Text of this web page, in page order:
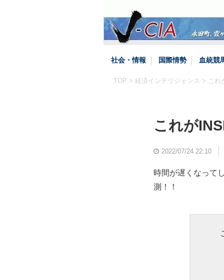
社会・情報 国際情勢 血統競
TOP > 経済インテリジェンス > これ
これが
2022/07/24 22:10
時間が遅くなって
測！！